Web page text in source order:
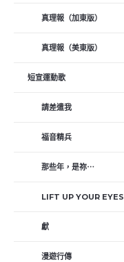
真理報（加東版）
真理報（美東版）
短宣運動歌
請差遣我
福音精兵
那些年，是祢⋯
LIFT UP YOUR EYES
獻
漫遊行傳